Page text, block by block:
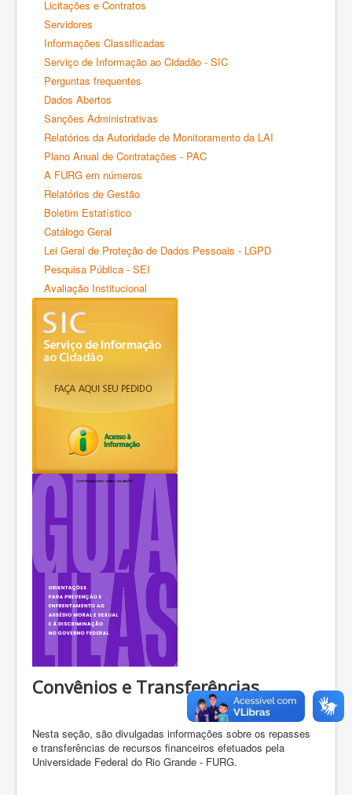
Licitações e Contratos
Servidores
Informações Classificadas
Serviço de Informação ao Cidadão - SIC
Perguntas frequentes
Dados Abertos
Sanções Administrativas
Relatórios da Autoridade de Monitoramento da LAI
Plano Anual de Contratações - PAC
A FURG em números
Relatórios de Gestão
Boletim Estatístico
Catálogo Geral
Lei Geral de Proteção de Dados Pessoais - LGPD
Pesquisa Pública - SEI
Avaliação Institucional
Convênios e Transferências
Nesta seção, são divulgadas informações sobre os repasses
e transferências de recursos financeiros efetuados pela
Universidade Federal do Rio Grande - FURG.